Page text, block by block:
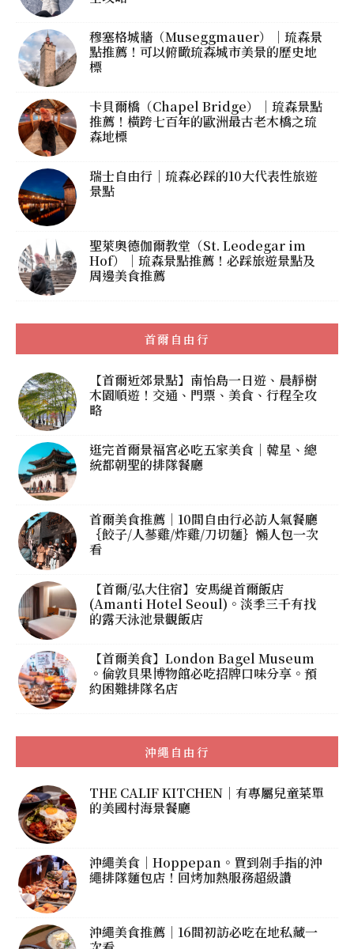
穆塞格城牆（Museggmauer）｜琉森景
點推薦！可以俯瞰琉森城市美景的歷史地
標
卡貝爾橋（Chapel Bridge）｜琉森景點
推薦！橫跨七百年的歐洲最古老木橋之琉
森地標
瑞士自由行｜琉森必踩的10大代表性旅遊
景點
聖萊奧德伽爾教堂（St. Leodegar im
Hof）｜琉森景點推薦！必踩旅遊景點及
周邊美食推薦
首爾自由行
【首爾近郊景點】南怡島一日遊、晨靜樹
木園順遊！交通、門票、美食、行程全攻
略
逛完首爾景福宮必吃五家美食｜韓星、總
統都朝聖的排隊餐廳
首爾美食推薦｜10間自由行必訪人氣餐廳
｛餃子/人蔘雞/炸雞/刀切麵｝懶人包一次
看
【首爾/弘大住宿】安馬緹首爾飯店
(Amanti Hotel Seoul)。淡季三千有找
的露天泳池景觀飯店
【首爾美食】London Bagel Museum
。倫敦貝果博物館必吃招牌口味分享。預
約困難排隊名店
沖繩自由行
THE CALIF KITCHEN｜有專屬兒童菜單
的美國村海景餐廳
沖繩美食｜Hoppepan。買到剁手指的沖
繩排隊麵包店！回烤加熱服務超級讚
沖繩美食推薦｜16間初訪必吃在地私藏一